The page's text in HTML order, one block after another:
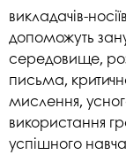
викладачів-
допоможуть
середовище,
письма,
мислення,
використання
успішного